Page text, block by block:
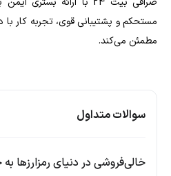
مستحکم و پشتیبانی قوی، تجربه کار با
مطمئن می‌کند.
سوالات متداول
خالی‌فروشی در دنیای رمزارزها